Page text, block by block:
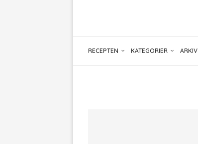
RECEPTEN KATEGORIER ARKIV